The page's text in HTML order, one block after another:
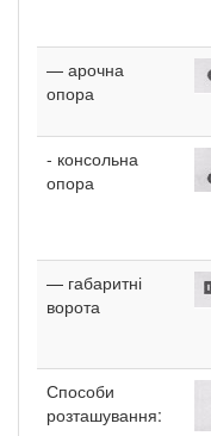
— арочна
опора
- консольна
опора
— габаритні
ворота
Способи
розташування: